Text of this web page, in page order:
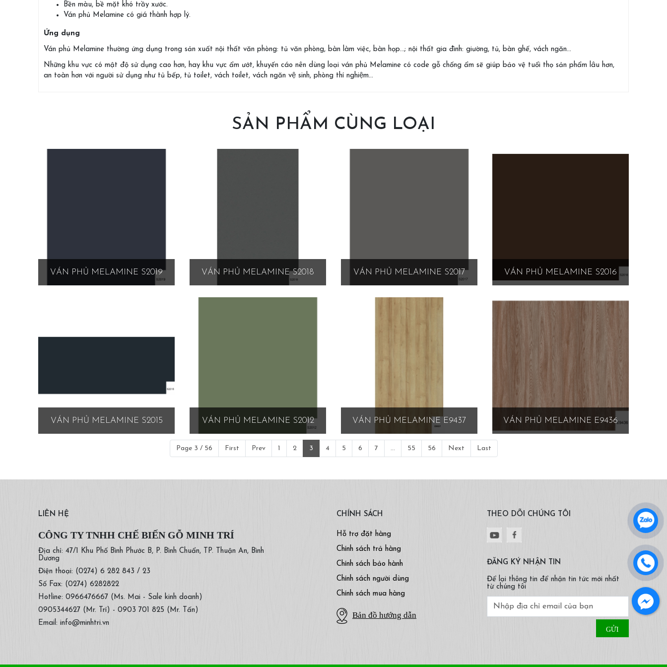
Bền màu, bề mặt khó trầy xước.
Ván phủ Melamine có giá thành hợp lý.
Ứng dụng
Ván phủ Melamine thường ứng dụng trong sản xuất nội thất văn phòng: tủ văn phòng, bàn làm việc, bàn họp…; nội thất gia đình: giường, tủ, bàn ghế, vách ngăn…
Những khu vực có mật độ sử dụng cao hơn, hay khu vực ẩm ướt, khuyến cáo nên dùng loại ván phủ Melamine có code gỗ chống ẩm sẽ giúp bảo vệ tuổi thọ sản phẩm lâu hơn,
an toàn hơn với người sử dụng như tủ bếp, tủ toilet, vách toilet, vách ngăn vệ sinh, phòng thí nghiệm…
SẢN PHẨM CÙNG LOẠI
VÁN PHỦ MELAMINE S2019 VÁN PHỦ MELAMINE S2018 VÁN PHỦ MELAMINE S2017 VÁN PHỦ MELAMINE S2016
VÁN PHỦ MELAMINE S2015 VÁN PHỦ MELAMINE S2012 VÁN PHỦ MELAMINE E9437 VÁN PHỦ MELAMINE E9436
Page 3 / 56 First Prev 1 2 3 4 5 6 7 ... 55 56 Next Last
LIÊN HỆ
CÔNG TY TNHH CHẾ BIẾN GỖ MINH TRÍ
Địa chỉ: 47/1 Khu Phố Bình Phước B, P. Bình Chuẩn, TP. Thuận An, Bình
Dương
Điện thoại: (0274) 6 282 843 / 23
Số Fax: (0274) 6282822
Hotline: 0966476667 (Ms. Mai - Sale kinh doanh)
0905344627 (Mr. Trí) - 0903 701 825 (Mr. Tấn)
Email: info@minhtri.vn
CHÍNH SÁCH
Hỗ trợ đặt hàng
Chính sách trả hàng
Chính sách bảo hành
Chính sách người dùng
Chính sách mua hàng
Bản đồ hướng dẫn
THEO DÕI CHÚNG TÔI
ĐĂNG KÝ NHẬN TIN
Để lại thông tin để nhận tin tức mới nhất
từ chúng tôi